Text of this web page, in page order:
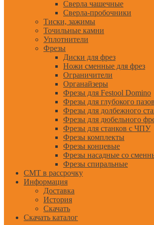
Сверла чашечные
Сверла-пробочники
Тиски, зажимы
Точильные камни
Уплотнители
Фрезы
Диски для фрез
Ножи сменные для фрез
Ограничители
Органайзеры
Фрезы для Festool Domino
Фрезы для глубокого
Фрезы для долбежного
Фрезы для дюбельного
Фрезы для станков с ЧПУ
Фрезы комплекты
Фрезы концевые
Фрезы насадные со
Фрезы спиральные
CMT в рассрочку
Информация
Доставка
История
Скачать
Скачать каталог